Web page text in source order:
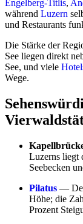
Engelberg-Titlis,
während Luzern
und Restaurants
Die Stärke der
See liegen direkt
See, und viele
Wege.
Luzerns liegt
Seebecken
Pilatus — Der
Höhe; die
Prozent